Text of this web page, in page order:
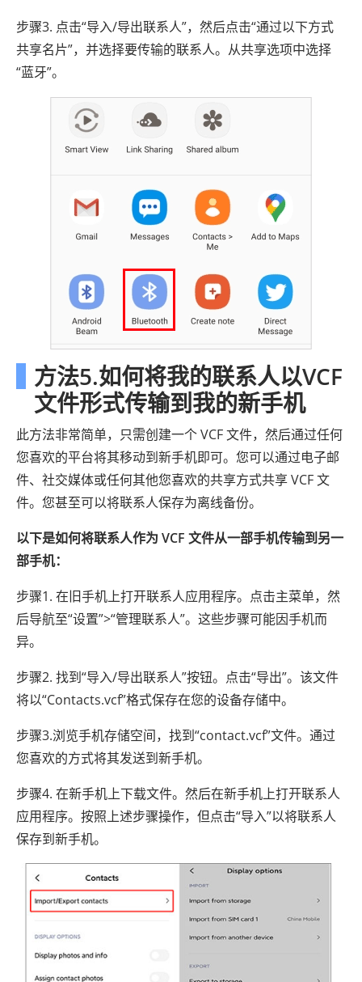
步骤3. 点击“导入/导出联系人”，然后点击“通过以下方式
共享名片”，并选择要传输的联系人。从共享选项中选择
“蓝牙”。
方法5.如何将我的联系人以VCF
文件形式传输到我的新手机
此方法非常简单，只需创建一个 VCF 文件，然后通过任何
您喜欢的平台将其移动到新手机即可。您可以通过电子邮
件、社交媒体或任何其他您喜欢的共享方式共享 VCF 文
件。您甚至可以将联系人保存为离线备份。
以下是如何将联系人作为 VCF 文件从一部手机传输到另一
部手机：
步骤1. 在旧手机上打开联系人应用程序。点击主菜单，然
后导航至“设置”>“管理联系人”。这些步骤可能因手机而
异。
步骤2. 找到“导入/导出联系人”按钮。点击“导出”。该文件
将以“Contacts.vcf”格式保存在您的设备存储中。
步骤3.浏览手机存储空间，找到“contact.vcf”文件。通过
您喜欢的方式将其发送到新手机。
步骤4. 在新手机上下载文件。然后在新手机上打开联系人
应用程序。按照上述步骤操作，但点击“导入”以将联系人
保存到新手机。